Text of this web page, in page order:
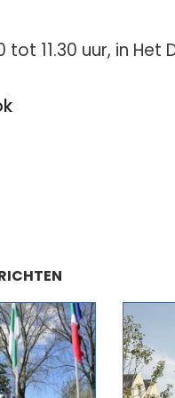
11.30 uur, in Het